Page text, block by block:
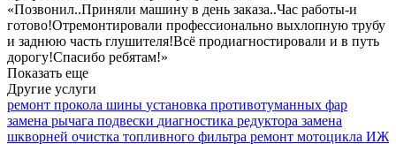
«Позвонил..Приняли машину в день заказа..Час работы-и
готово!Отремонтировали профессионально выхлопную трубу
и заднюю часть глушителя!Всё продиагностировали и в путь
дорогу!Спасибо ребятам!»
Показать еще
Другие услуги
ремонт прокола шины установка противотуманных фар
замена рычага подвески диагностика редуктора замена
шкворней очистка топливного фильтра ремонт мотоцикла ИЖ